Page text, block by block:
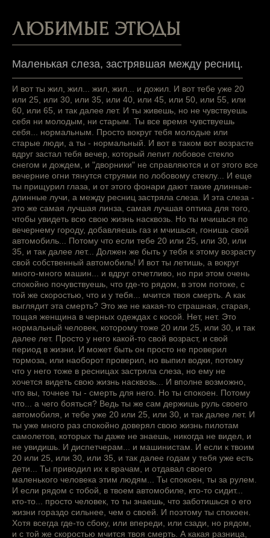
ЛЮБИМЫЕ ЭТЮДЫ
Маленькая слеза, застрявшая между ресниц.
И вот ты жил, жил... жил, жил... и дожил. И вот тебе уже 20
или 25, или 30, или 35, или 40, или 45, или 50, или 55, или
60, или 65, и так далее лет. И ты живешь, но не чувствуешь
себя ни молодым, ни старым. Ты все время чувствуешь
себя... нормальным. Просто вокруг тебя молодые или
старые люди, а ты - нормальный. И вот в таком вот возрасте
вдруг застал тебя вечер, который лепит лобовое стекло
снегом и дождем, и "дворники" не справляются и от этого все
вечерние огни тянутся струями по лобовому стеклу... И еще
ты прищурил глаза, и от этого фонари дают такие длинные-
длинные лучи, а между ресниц застряла слеза. И эта слеза -
это же самая лучшая линза, самая лучшая оптика для того,
чтобы увидеть всю свою жизнь насквозь. Но ты мчишься по
вечернему городу, добавляешь газ и мчишься, гонишь свой
автомобиль... Потому что если тебе 20 или 25, или 30, или
35, и так далее лет... Должен же быть у тебя к этому возрасту
свой собственный автомобиль! И вот ты летишь, а вокруг
много-много машин... и вдруг отчетливо, но при этом очень
спокойно почувствуешь, что где-то рядом, в этом потоке, с
той же скоростью, что и у тебя... мчится твоя смерть. А как
выглядит эта смерть? Это же не какая-то страшная, старая,
тощая женщина в черных одеждах с косой. Нет, нет. Это
нормальный человек, которому тоже 20 или 25, или 30, и так
далее лет. Просто у него какой-то свой возраст, и свой
период в жизни. И может быть он просто не проверил
тормоза, или наоборот проверил, но выпил водки, потому
что у него тоже в ресницах застряла слеза, но ему не
хочется видеть свою жизнь насквозь... И вполне возможно,
что вы, точнее ты - смерть для него. Но ты спокоен. Потому
что... а чего бояться? Ведь ты же сам держишь руль своего
автомобиля, и тебе уже 20 или 25, или 30, и так далее лет. И
ты уже много раз спокойно доверял свою жизнь пилотам
самолетов, которых ты даже не знаешь, никогда не видел, и
не увидишь. И диспетчерам... и машинистам. И если к твоим
20 или 25, или 30, или 35, и так далее годам у тебя уже есть
дети... Ты приводил их к врачам, и отдавал своего
маленького человека этим людям... Ты спокоен, ты за рулем.
И если рядом с тобой, в твоем автомобиле, кто-то сидит...
кто-то... просто человек, то ты знаешь, что заботишься о его
жизни гораздо сильнее, чем о своей. И поэтому ты спокоен.
Хотя всегда где-то сбоку, или впереди, или сзади, но рядом,
и с той же скоростью мчится твоя смерть. А какая разница,